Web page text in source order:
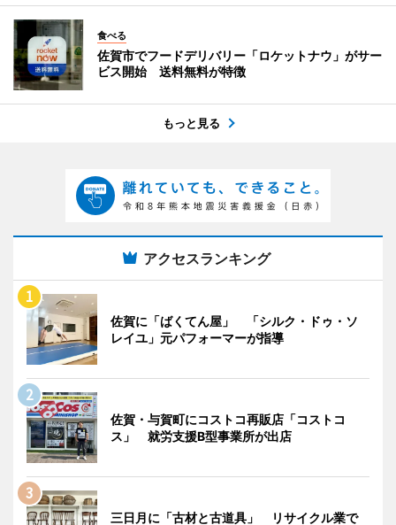
食べる
佐賀市でフードデリバリー「ロケットナウ」がサー
ビス開始 送料無料が特徴
もっと見る
アクセスランキング
佐賀に「ばくてん屋」 「シルク・ドゥ・ソ
レイユ」元パフォーマーが指導
佐賀・与賀町にコストコ再販店「コストコ
ス」 就労支援B型事業所が出店
三日月に「古材と古道具」 リサイクル業で